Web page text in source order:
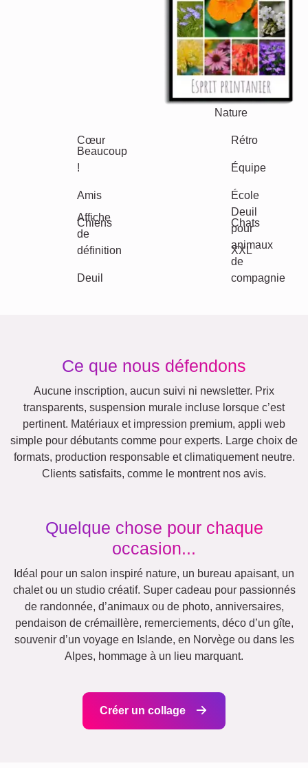
Naissance
Enfants
Maman & Papa
Famille
Jubilé Retraite